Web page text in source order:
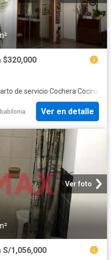
de servicio·Cochera·Cocina
babilonia Ver en detalle
Ver foto
1,056,000